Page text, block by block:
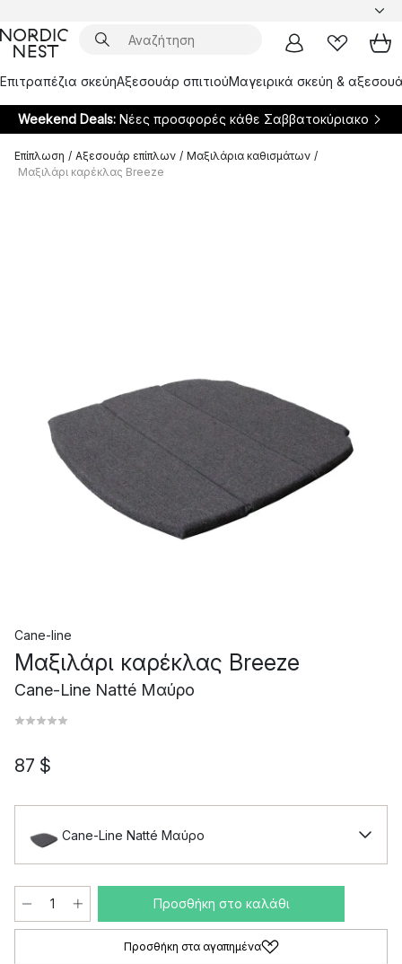
Επιτραπέζια σκεύηΑξεσουάρ σπιτιούΜαγειρικά σκεύη &
Weekend Deals: Νέες προσφορές κάθε Σαββατοκύριακο
Επίπλωση / Αξεσουάρ επίπλων / Μαξιλάρια καθισμάτων /
Μαξιλάρι καρέκλας Breeze
Cane-line
Μαξιλάρι καρέκλας Breeze
Cane-Line Natté Μαύρο
87 $
Cane-Line Natté Μαύρο
Προσθήκη στο καλάθι
Προσθήκη στα αγαπημένα